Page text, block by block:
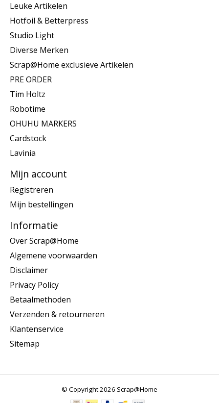
Leuke Artikelen
Hotfoil & Betterpress
Studio Light
Diverse Merken
Scrap@Home exclusieve Artikelen
PRE ORDER
Tim Holtz
Robotime
OHUHU MARKERS
Cardstock
Lavinia
Mijn account
Registreren
Mijn bestellingen
Informatie
Over Scrap@Home
Algemene voorwaarden
Disclaimer
Privacy Policy
Betaalmethoden
Verzenden & retourneren
Klantenservice
Sitemap
© Copyright 2026 Scrap@Home